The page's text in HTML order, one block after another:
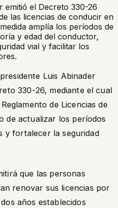
emitió el Decreto 330-26
las licencias de conducir en
amplía los períodos de
y edad del conductor,
vial y facilitar los
Luis Abinader
330-26, mediante el cual
de Licencias de
de actualizar los períodos
y fortalecer la seguridad
que las personas
renovar sus licencias por
años establecidos